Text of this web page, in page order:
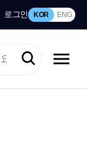
로그인 KOR ENG